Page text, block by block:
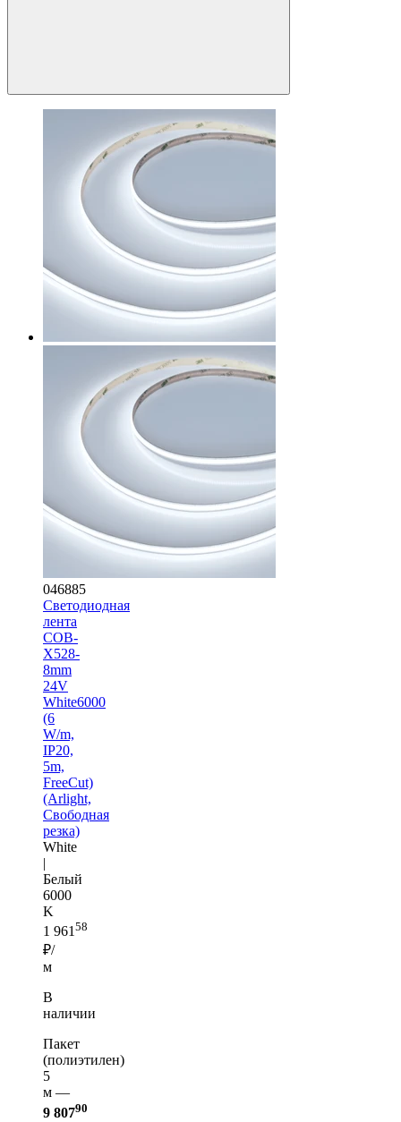
046885
Светодиодная
лента
COB-
X528-
8mm
24V
White6000
(6
W/m,
IP20,
5m,
FreeCut)
(Arlight,
Свободная
резка)
White
|
Белый
6000
K
1 961 58
₽/
м
В
наличии
Пакет
(полиэтилен)
5
м —
9 80790